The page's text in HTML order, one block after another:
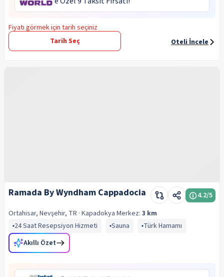
Fiyatı görmek için tarih seçiniz
Tarih Seç
Oteli İncele
Ramada By Wyndham Cappadocia 4.2/5
Ortahisar, Nevşehir, TR · Kapadokya Merkez: 3 km
24 Saat Resepsiyon Hizmeti
Sauna
Türk Hamamı
Akıllı Özet